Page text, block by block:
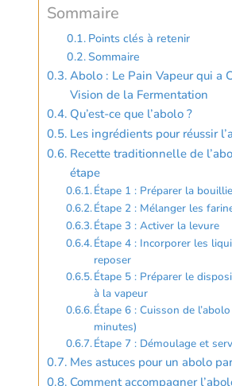
Sommaire
Points clés à retenir
Sommaire
Abolo : Le Pain Vapeur qui a
Vision de la Fermentation
Qu’est-ce que l’abolo ?
Les ingrédients pour réussir
Recette traditionnelle de
étape
Étape 1 : Préparer la
Étape 2 : Mélanger les
Étape 3 : Activer la levure
Étape 4 : Incorporer les
reposer
Étape 5 : Préparer le
à la vapeur
Étape 6 : Cuisson de
minutes)
Étape 7 : Démoulage et
Mes astuces pour un abolo
Comment accompagner